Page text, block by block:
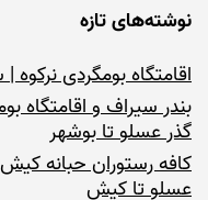
نوشته‌های تازه
اقامتگاه بومگردی
بندر سیراف و اقامتگاه
گذر عسلو تا بوشهر
کافه رستوران حبانه
عسلو تا کیش